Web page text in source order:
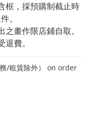
框，採預購制截止時
。
畫作限店鋪自取。
費。
/租賃除外） on order